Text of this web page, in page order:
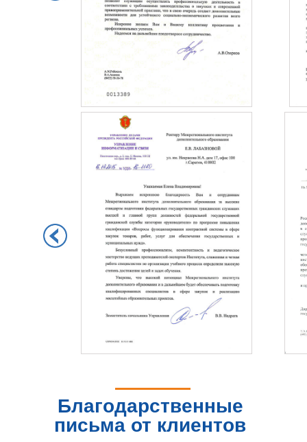
Благодарственные
письма от клиентов